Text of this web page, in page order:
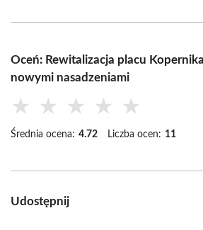
Oceń: Rewitalizacja placu
nowymi nasadzeniami
★ ★ ★ ★ ★
Średnia ocena: 4.72 Liczba ocen: 11
Udostępnij